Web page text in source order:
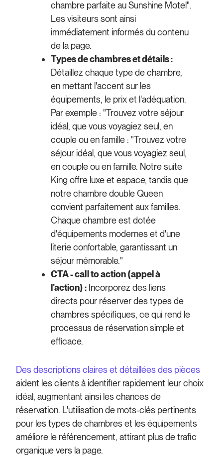
chambre parfaite au Sunshine Motel".
Les visiteurs sont ainsi
immédiatement informés du contenu
de la page.
Types de chambres et détails :
Détaillez chaque type de chambre,
en mettant l'accent sur les
équipements, le prix et l'adéquation.
Par exemple : "Trouvez votre séjour
idéal, que vous voyagiez seul, en
couple ou en famille : "Trouvez votre
séjour idéal, que vous voyagiez seul,
en couple ou en famille. Notre suite
King offre luxe et espace, tandis que
notre chambre double Queen
convient parfaitement aux familles.
Chaque chambre est dotée
d'équipements modernes et d'une
literie confortable, garantissant un
séjour mémorable."
CTA - call to action (appel à
l'action) : Incorporez des liens
directs pour réserver des types de
chambres spécifiques, ce qui rend le
processus de réservation simple et
efficace.
Des descriptions claires et détaillées des pièces
aident les clients à identifier rapidement leur choix
idéal, augmentant ainsi les chances de
réservation. L'utilisation de mots-clés pertinents
pour les types de chambres et les équipements
améliore le référencement, attirant plus de trafic
organique vers la page.